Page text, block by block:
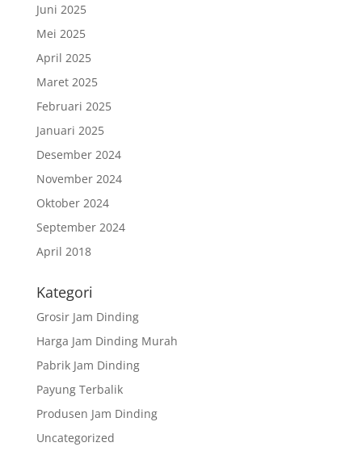
Juni 2025
Mei 2025
April 2025
Maret 2025
Februari 2025
Januari 2025
Desember 2024
November 2024
Oktober 2024
September 2024
April 2018
Kategori
Grosir Jam Dinding
Harga Jam Dinding Murah
Pabrik Jam Dinding
Payung Terbalik
Produsen Jam Dinding
Uncategorized